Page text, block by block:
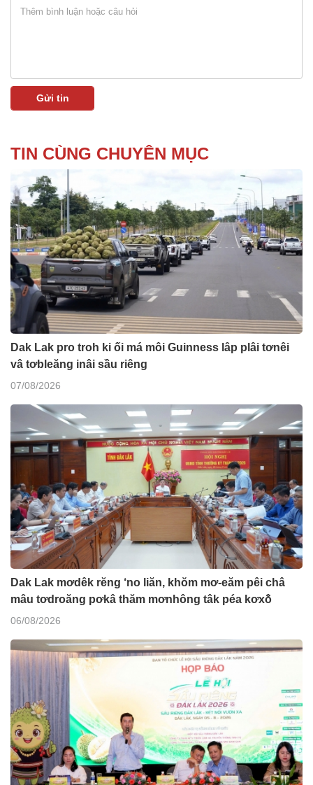
TIN CÙNG CHUYÊN MỤC
Dak Lak pro troh ki ối má môi Guinness lâp plâi tơnêi
vâ tơbleăng inâi sầu riêng
07/08/2026
Dak Lak mơdêk rĕng ‘no liăn, khŏm mơ-eăm pêi châ
mâu tơdroăng pơkâ thăm mơnhông tâk péa kơxô̆
06/08/2026